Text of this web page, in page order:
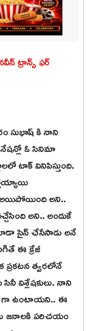
ట్రాన్స్ ఫర్
సుభాష్ కి నాని
ఓ సినిమా
టాక్ వినిపిస్తుంది.
అయిపోయింది అని..
అని.. అందుకే
సైన్ చేసేసాడు అనే
ఈ క్రేజీ
త్వరలోనే
విశ్లేషకులు. నాని
గా ఉంటాయని.. ఈ
జనాలకి పరిచయం